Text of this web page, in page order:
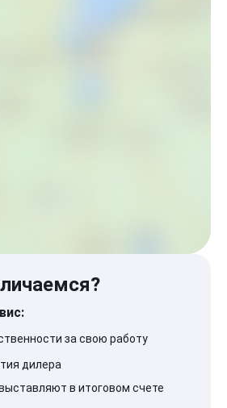
за свою работу
дилера
в итоговом счете